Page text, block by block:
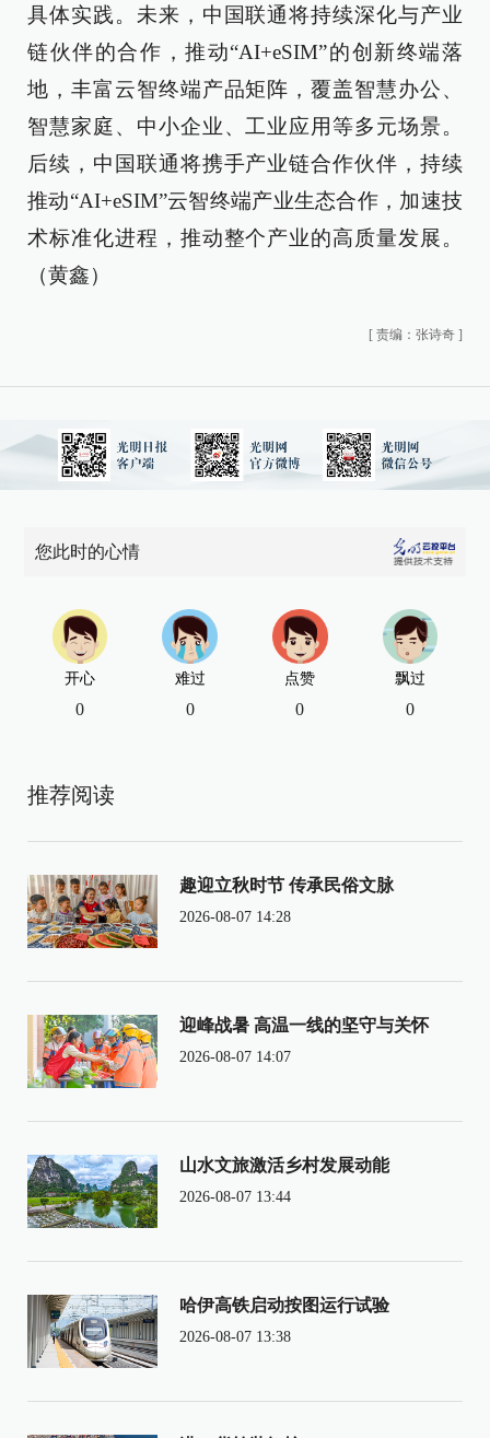
具体实践。未来，中国联通将持续深化与产业
链伙伴的合作，推动“AI+eSIM”的创新终端落
地，丰富云智终端产品矩阵，覆盖智慧办公、
智慧家庭、中小企业、工业应用等多元场景。
后续，中国联通将携手产业链合作伙伴，持续
推动“AI+eSIM”云智终端产业生态合作，加速技
术标准化进程，推动整个产业的高质量发展。
（黄鑫）
[ 责编：张诗奇 ]
您此时的心情
开心
0
难过
0
点赞
0
飘过
0
推荐阅读
趣迎立秋时节 传承民俗文脉
2026-08-07 14:28
迎峰战暑 高温一线的坚守与关怀
2026-08-07 14:07
山水文旅激活乡村发展动能
2026-08-07 13:44
哈伊高铁启动按图运行试验
2026-08-07 13:38